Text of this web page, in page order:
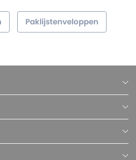
Paklijstenveloppen